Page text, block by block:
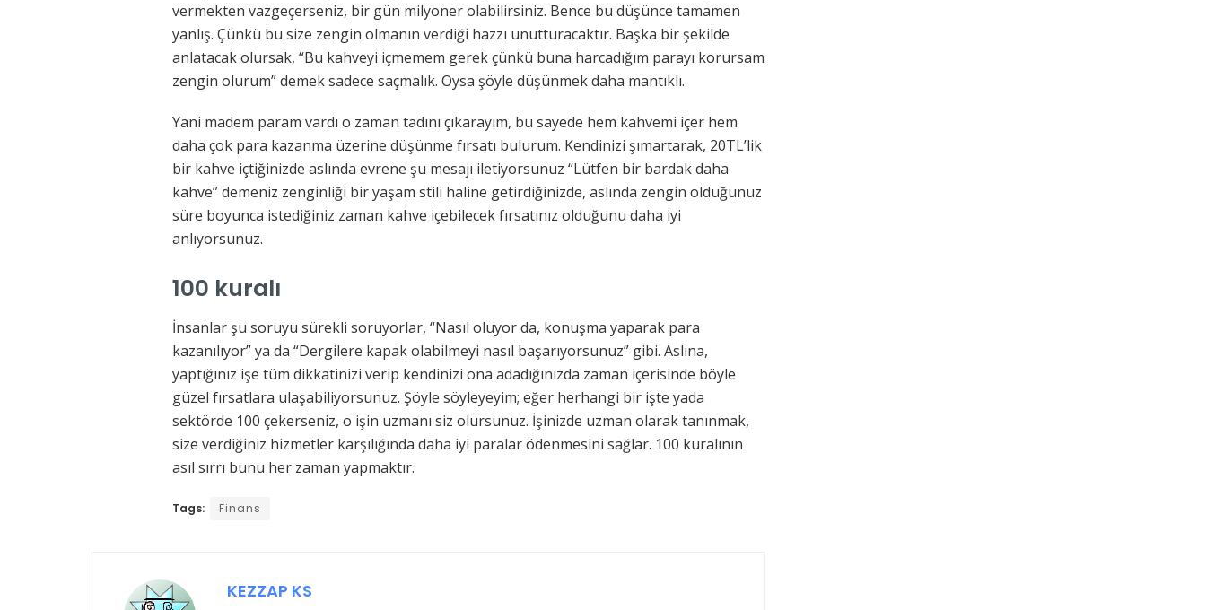
vermekten vazgeçerseniz, bir gün milyoner olabilirsiniz. Bence bu düşünce tamamen
yanlış. Çünkü bu size zengin olmanın verdiği hazzı unutturacaktır. Başka bir şekilde
anlatacak olursak, “Bu kahveyi içmemem gerek çünkü buna harcadığım parayı korursam
zengin olurum” demek sadece saçmalık. Oysa şöyle düşünmek daha mantıklı.
Yani madem param vardı o zaman tadını çıkarayım, bu sayede hem kahvemi içer hem
daha çok para kazanma üzerine düşünme fırsatı bulurum. Kendinizi şımartarak, 20TL’lik
bir kahve içtiğinizde aslında evrene şu mesajı iletiyorsunuz “Lütfen bir bardak daha
kahve” demeniz zenginliği bir yaşam stili haline getirdiğinizde, aslında zengin olduğunuz
süre boyunca istediğiniz zaman kahve içebilecek fırsatınız olduğunu daha iyi
anlıyorsunuz.
100 kuralı
İnsanlar şu soruyu sürekli soruyorlar, “Nasıl oluyor da, konuşma yaparak para
kazanılıyor” ya da “Dergilere kapak olabilmeyi nasıl başarıyorsunuz” gibi. Aslına,
yaptığınız işe tüm dikkatinizi verip kendinizi ona adadığınızda zaman içerisinde böyle
güzel fırsatlara ulaşabiliyorsunuz. Şöyle söyleyeyim; eğer herhangi bir işte yada
sektörde 100 çekerseniz, o işin uzmanı siz olursunuz. İşinizde uzman olarak tanınmak,
size verdiğiniz hizmetler karşılığında daha iyi paralar ödenmesini sağlar. 100 kuralının
asıl sırrı bunu her zaman yapmaktır.
Tags: Finans
KEZZAP KS